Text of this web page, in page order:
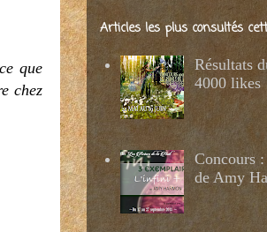
que
chez
Articles les plus consultés
Résultats
4000 likes
Concours
de Amy